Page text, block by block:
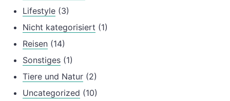
Lifestyle (3)
Nicht kategorisiert (1)
Reisen (14)
Sonstiges (1)
Tiere und Natur (2)
Uncategorized (10)